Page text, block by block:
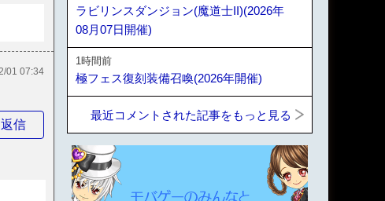
01 07:34
返信
ラビリンスダンジョン(魔道士II)(2026年
08月07日開催)
1時間前
極フェス復刻装備召喚(2026年開催)
最近コメントされた記事をもっと見る